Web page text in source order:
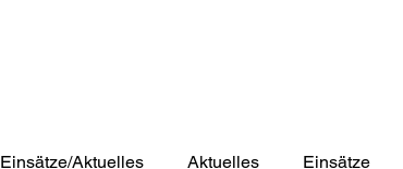
Einsätze/Aktuelles Aktuelles Einsätze